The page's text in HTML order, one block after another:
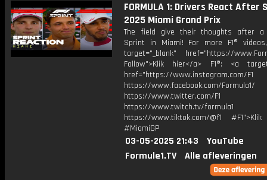
FORMULA 1: Drivers React After
2025 Miami Grand Prix
The field give their thoughts after a
Sprint in Miami! For more F1®
target="_blank" href="https://
Follow">Klik hier</a> F1®: <a
href="https://www.instagram.com/F1
https://www.facebook.com/Formula1/
https://www.twitter.com/F1
https://www.twitch.tv/formula1
https://www.tiktok.com/@f1
#MiamiGP
03-05-2025 21:43
YouTube
Formule1.TV
Alle afleveringen